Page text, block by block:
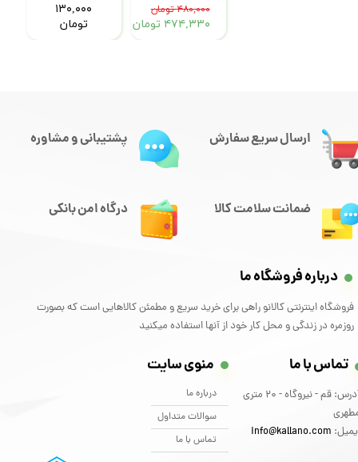
۱۳۰,۰۰۰
تومان
۴۸۰,۰۰۰ تومان
۴۷۴,۳۳۰ تومان
ارسال سریع سفارش
درگاه امن بانکی
پشتیبانی و مشاوره
ضمانت سلامت کالا
درباره فروشگاه ما
فروشگاه اینترنتی کالانو راهی برای خرید سریع و مطمئن کالاهایی است که بصورت
روزمره در زندگی و محل کار خود از آنها استفاده میکنید
تماس با ما
آدرس: قم - نیروگاه - 20 متری
info@kallano.com​​​​​​​
منوی سایت
درباره ما
سوالات متداول
تماس با ما